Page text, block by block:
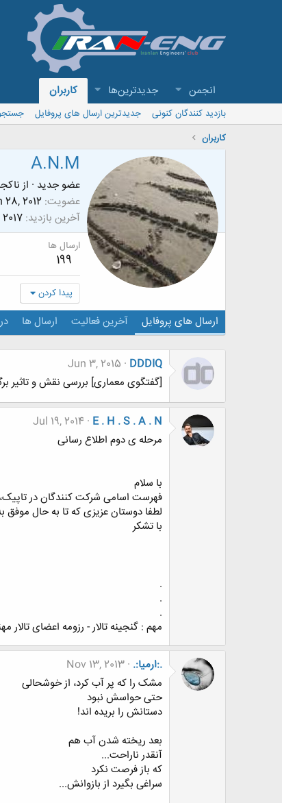
انجمن جدیدترین‌ها کاربران
بازدید کنندگان کنونی جدیدترین ارسال های پروفایل
کاربران
A.N.M
عضو جدید · از
عضویت 2012
آخرین بازدید
ارسال ها
199
پیدا کردن
ارسال های پروفایل آخرین فعالیت ارسال ها
DDDIQ
Jun 3, 2015
[گفتگوی معماری] بررسی نقش و تاثیر
E . H . S . A . N
Jul 19, 2014
مرحله ی دوم اطلاع رسانی
با سلام
فهرست اسامی شرکت کنندگان در
لطفا دوستان عزیزی که تا به حال موفق
با تشکر
.
.
.
مهم : گنجینه تالار - رزومه اعضای تالار
.:ارمیا:. Nov 13, 2013
مشک را که پر آب کرد، از خوشحالی
حتی حواسش نبود
دستانش را بریده اند!
بعد ریخته شدن آب هم
آنقدر ناراحت...
که باز فرصت نکرد
سراغی بگیرد از بازوانش...